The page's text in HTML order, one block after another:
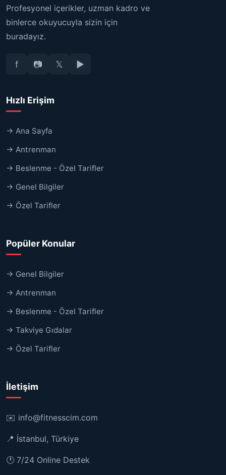
Profesyonel içerikler, uzman kadro ve
binlerce okuyucuyla sizin için
buradayız.
f 📷 𝕏 ▶
Hızlı Erişim
→ Ana Sayfa
→ Antrenman
→ Beslenme - Özel Tarifler
→ Genel Bilgiler
→ Özel Tarifler
Popüler Konular
→ Genel Bilgiler
→ Antrenman
→ Beslenme - Özel Tarifler
→ Takviye Gıdalar
→ Özel Tarifler
İletişim
✉️ info@fitnesscim.com
📍 İstanbul, Türkiye
🕐 7/24 Online Destek